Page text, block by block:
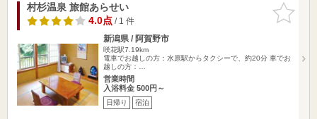
お気に入
りに追加
村杉温泉 旅館あらせい
4.0点/ 1 件
新潟県 / 阿賀野市
咲花駅7.19km
電車でお越しの方：水原駅からタクシーで、約20分 車でお
越しの方：…
営業時間
入浴料金 500円～
日帰り 宿泊